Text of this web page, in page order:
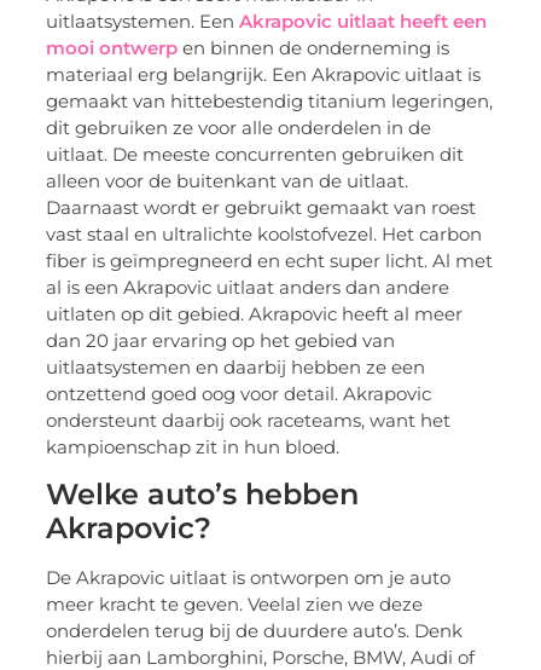
uitlaatsystemen. EenAkrapovic uitlaat heeft een
mooi ontwerp en binnen de onderneming is
materiaal erg belangrijk. Een Akrapovic uitlaat is
gemaakt van hittebestendig titanium legeringen,
dit gebruiken ze voor alle onderdelen in de
uitlaat. De meeste concurrenten gebruiken dit
alleen voor de buitenkant van de uitlaat.
Daarnaast wordt er gebruikt gemaakt van roest
vast staal en ultralichte koolstofvezel. Het carbon
fiber is geïmpregneerd en echt super licht. Al met
al is een Akrapovic uitlaat anders dan andere
uitlaten op dit gebied. Akrapovic heeft al meer
dan 20 jaar ervaring op het gebied van
uitlaatsystemen en daarbij hebben ze een
ontzettend goed oog voor detail. Akrapovic
ondersteunt daarbij ook raceteams, want het
kampioenschap zit in hun bloed.
Welke auto’s hebben
Akrapovic?
De Akrapovic uitlaat is ontworpen om je auto
meer kracht te geven. Veelal zien we deze
onderdelen terug bij de duurdere auto’s. Denk
hierbij aan Lamborghini, Porsche, BMW, Audi of